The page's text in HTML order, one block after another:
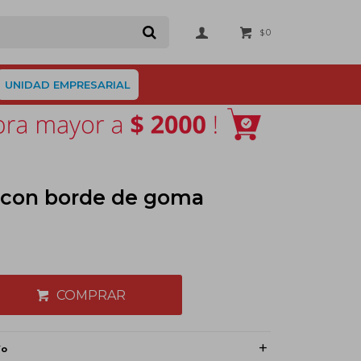
UNIDAD EMPRESARIAL
$0
borde de goma
COMPRAR